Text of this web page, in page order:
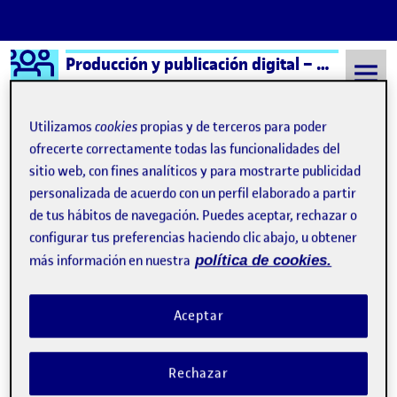
Saltar al contenido
Logo Ágora Producción y publicación digital – Aula 2
Semestre 20241 - Aula 2 Folio
Folio
¡Bienvenidos y bienvenidas!
Publicado por
Folio
Fecha de publicación15 septiembre, 2022 3:41 pm
¡Hola! Esta publicación se ha generado automáticamente en el
Ágora. Te encuentras en el Ágora de la asignatura. En este
espacio se recogerán todas las publicaciones relacionadas con las
actividades que hagan los compañeros y compañeras del aula a
Utilizamoscookies propias y de terceros para poder
ofrecerte correctamente todas las funcionalidades del
sitio web, con fines analíticos y para mostrarte publicidad
personalizada de acuerdo con un perfil elaborado a partir
de tus hábitos de navegación. Puedes aceptar, rechazar o
configurar tus preferencias haciendo clic abajo, u obtener
más información en nuestra política de cookies.
Rechazar
Aceptar